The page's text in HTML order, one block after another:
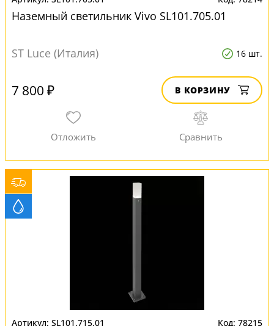
Наземный светильник Vivo SL101.705.01
ST Luce (Италия) 16 шт.
7 800 ₽ В КОРЗИНУ
SL101.715.01 78215